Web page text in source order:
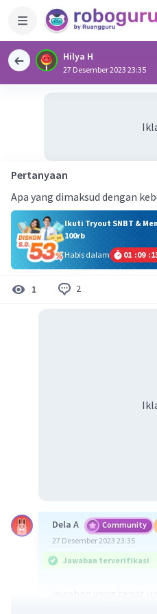
Hilya H
27 Desember 2023 23:35
Pertanyaan
Apa yang dimaksud dengan
Ikuti Tryout SNBT &
100rb
Habis dalam
01 :09 :
1 2
Dela A Community
27 Desember 2023 23:35
Jawaban terverifikasi